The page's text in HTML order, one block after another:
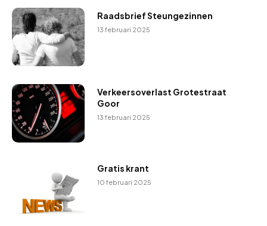
Raadsbrief Steungezinnen
13 februari 2025
Verkeersoverlast Grotestraat
Goor
13 februari 2025
Gratis krant
10 februari 2025